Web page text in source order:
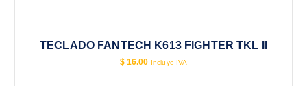
TECLADO FANTECH K613 FIGHTER TKL II
$16.00 Incluye IVA